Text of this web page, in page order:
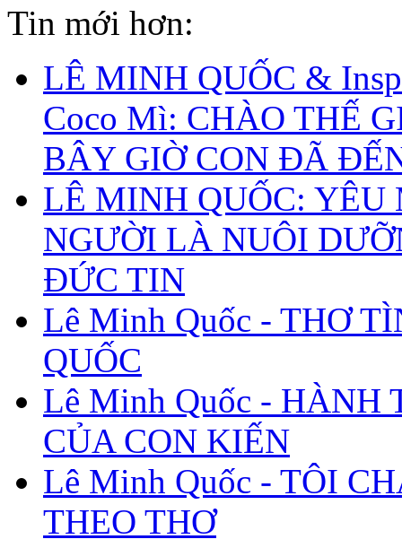
Tin mới hơn:
LÊ MINH QUỐC &
Coco Mì: CHÀO THẾ
BÂY GIỜ CON ĐÃ
LÊ MINH QUỐC: YÊU
NGƯỜI LÀ NUÔI
ĐỨC TIN
Lê Minh Quốc - THƠ
QUỐC
Lê Minh Quốc - HÀNH
CỦA CON KIẾN
Lê Minh Quốc - TÔI
THEO THƠ